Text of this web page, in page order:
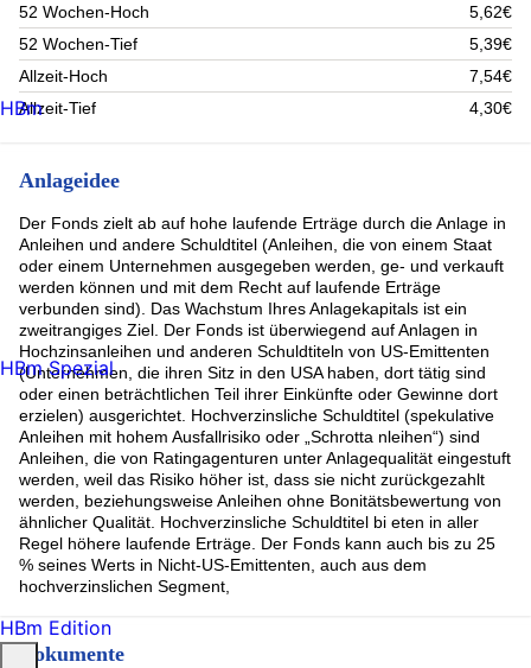
52 Wochen-Hoch
5,62€
52 Wochen-Tief
5,39€
Allzeit-Hoch
7,54€
Allzeit-Tief
4,30€
Anlageidee
Der Fonds zielt ab auf hohe laufende Erträge durch die Anlage in
Anleihen und andere Schuldtitel (Anleihen, die von einem Staat
oder einem Unternehmen ausgegeben werden, ge- und verkauft
werden können und mit dem Recht auf laufende Erträge
verbunden sind). Das Wachstum Ihres Anlagekapitals ist ein
zweitrangiges Ziel. Der Fonds ist überwiegend auf Anlagen in
Hochzinsanleihen und anderen Schuldtiteln von US-Emittenten
(Unternehmen, die ihren Sitz in den USA haben, dort tätig sind
oder einen beträchtlichen Teil ihrer Einkünfte oder Gewinne dort
erzielen) ausgerichtet. Hochverzinsliche Schuldtitel (spekulative
Anleihen mit hohem Ausfallrisiko oder „Schrotta nleihen“) sind
Anleihen, die von Ratingagenturen unter Anlagequalität eingestuft
werden, weil das Risiko höher ist, dass sie nicht zurückgezahlt
werden, beziehungsweise Anleihen ohne Bonitätsbewertung von
ähnlicher Qualität. Hochverzinsliche Schuldtitel bi eten in aller
Regel höhere laufende Erträge. Der Fonds kann auch bis zu 25
% seines Werts in Nicht-US-Emittenten, auch aus dem
hochverzinslichen Segment,
Dokumente
HBm
HBm Spezial
HBm Edition